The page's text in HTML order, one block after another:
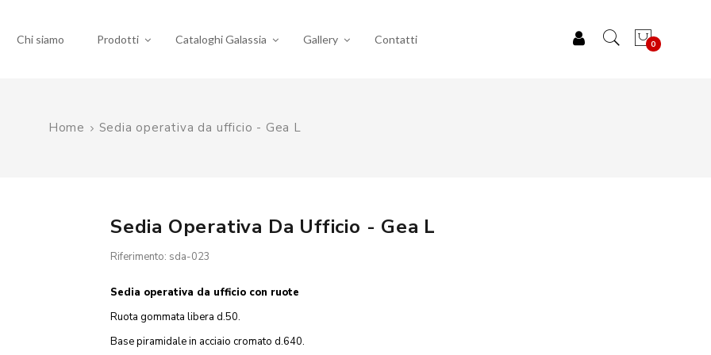
Chi siamo Prodotti Cataloghi Galassia Gallery Contatti 0
Home Sedia operativa da ufficio - Gea L
Sedia Operativa Da Ufficio - Gea L
Riferimento: sda-023
Sedia operativa da ufficio con ruote
Ruota gommata libera d.50.
Base piramidale in acciaio cromato d.640.